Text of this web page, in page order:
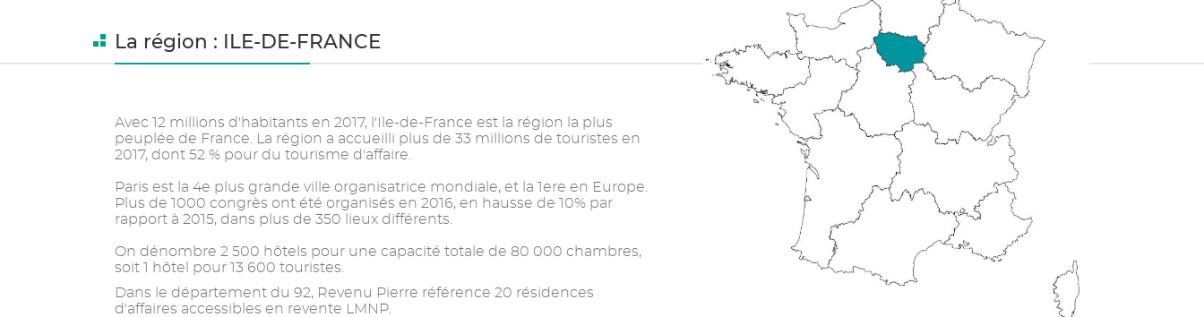
La région : ILE-DE-FRANCE
Avec 12 millions d'habitants en 2017, l'Ile-de-France est la région la plus
peuplée de France. La région a accueilli plus de 33 millions de touristes en
2017, dont 52 % pour du tourisme d'affaire.
Paris est la 4e plus grande ville organisatrice mondiale, et la 1ere en Europe.
Plus de 1000 congrès ont été organisés en 2016, en hausse de 10% par
rapport à 2015, dans plus de 350 lieux différents.
On dénombre 2 500 hôtels pour une capacité totale de 80 000 chambres,
soit 1 hôtel pour 13 600 touristes.
Dans le département du 92, Revenu Pierre référence 20 résidences
d'affaires accessibles en revente LMNP.